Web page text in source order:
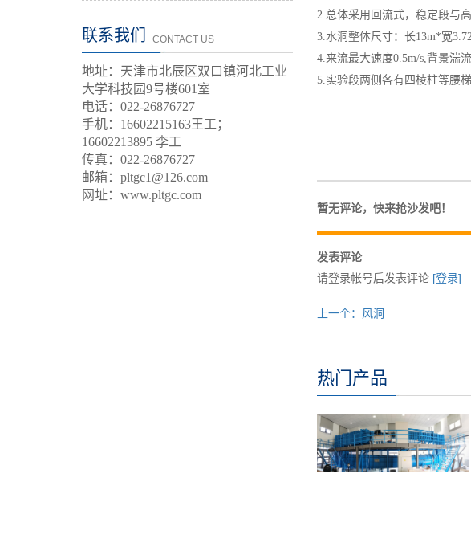
2.总体采用回流式，稳定段与
3.水洞整体尺寸：长13m*宽
4.来流最大速度0.5m/s,背景湍
5.实验段两侧各有四棱柱等腰
暂无评论，快来抢沙发吧！
发表评论
请登录帐号后发表评论 [登录]
上一个：风洞
热门产品
联系我们 CONTACT US
地址：天津市北辰区双口镇河北工业
大学科技园9号楼601室
电话：022-26876727
手机： 16602215163王工；
16602213895 李工
传真：022-26876727
邮箱：pltgc1@126.com
网址：www.pltgc.com